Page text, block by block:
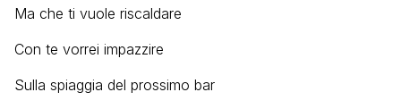
Ma che ti vuole riscaldare
Con te vorrei impazzire
Sulla spiaggia del prossimo bar